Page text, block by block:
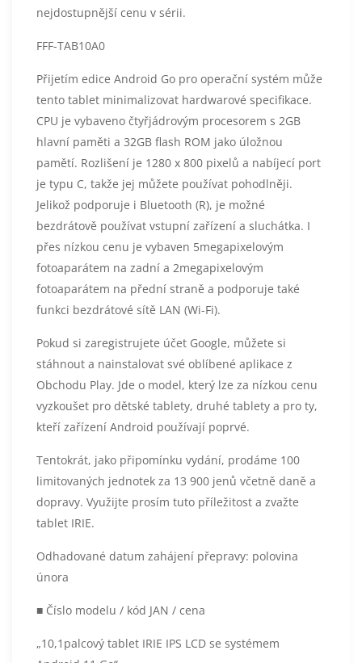
nejdostupnější cenu v sérii.
FFF-TAB10A0
Přijetím edice Android Go pro operační systém může
tento tablet minimalizovat hardwarové specifikace.
CPU je vybaveno čtyřjádrovým procesorem s 2GB
hlavní paměti a 32GB flash ROM jako úložnou
pamětí. Rozlišení je 1280 x 800 pixelů a nabíjecí port
je typu C, takže jej můžete používat pohodlněji.
Jelikož podporuje i Bluetooth (R), je možné
bezdrátově používat vstupní zařízení a sluchátka. I
přes nízkou cenu je vybaven 5megapixelovým
fotoaparátem na zadní a 2megapixelovým
fotoaparátem na přední straně a podporuje také
funkci bezdrátové sítě LAN (Wi-Fi).
Pokud si zaregistrujete účet Google, můžete si
stáhnout a nainstalovat své oblíbené aplikace z
Obchodu Play. Jde o model, který lze za nízkou cenu
vyzkoušet pro dětské tablety, druhé tablety a pro ty,
kteří zařízení Android používají poprvé.
Tentokrát, jako připomínku vydání, prodáme 100
limitovaných jednotek za 13 900 jenů včetně daně a
dopravy. Využijte prosím tuto příležitost a zvažte
tablet IRIE.
Odhadované datum zahájení přepravy: polovina
února
■ Číslo modelu / kód JAN / cena
„10,1palcový tablet IRIE IPS LCD se systémem